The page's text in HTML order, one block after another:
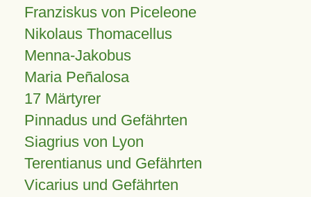
Franziskus von Piceleone
Nikolaus Thomacellus
Menna-Jakobus
Maria Peñalosa
17 Märtyrer
Pinnadus und Gefährten
Siagrius von Lyon
Terentianus und Gefährten
Vicarius und Gefährten